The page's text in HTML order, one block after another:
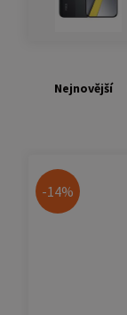
Nejnovější
-14%